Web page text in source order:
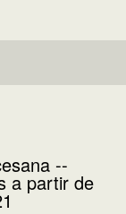
--
a partir de